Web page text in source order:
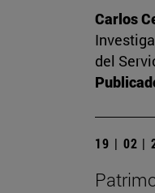
Carlos
del
19 | 02 |